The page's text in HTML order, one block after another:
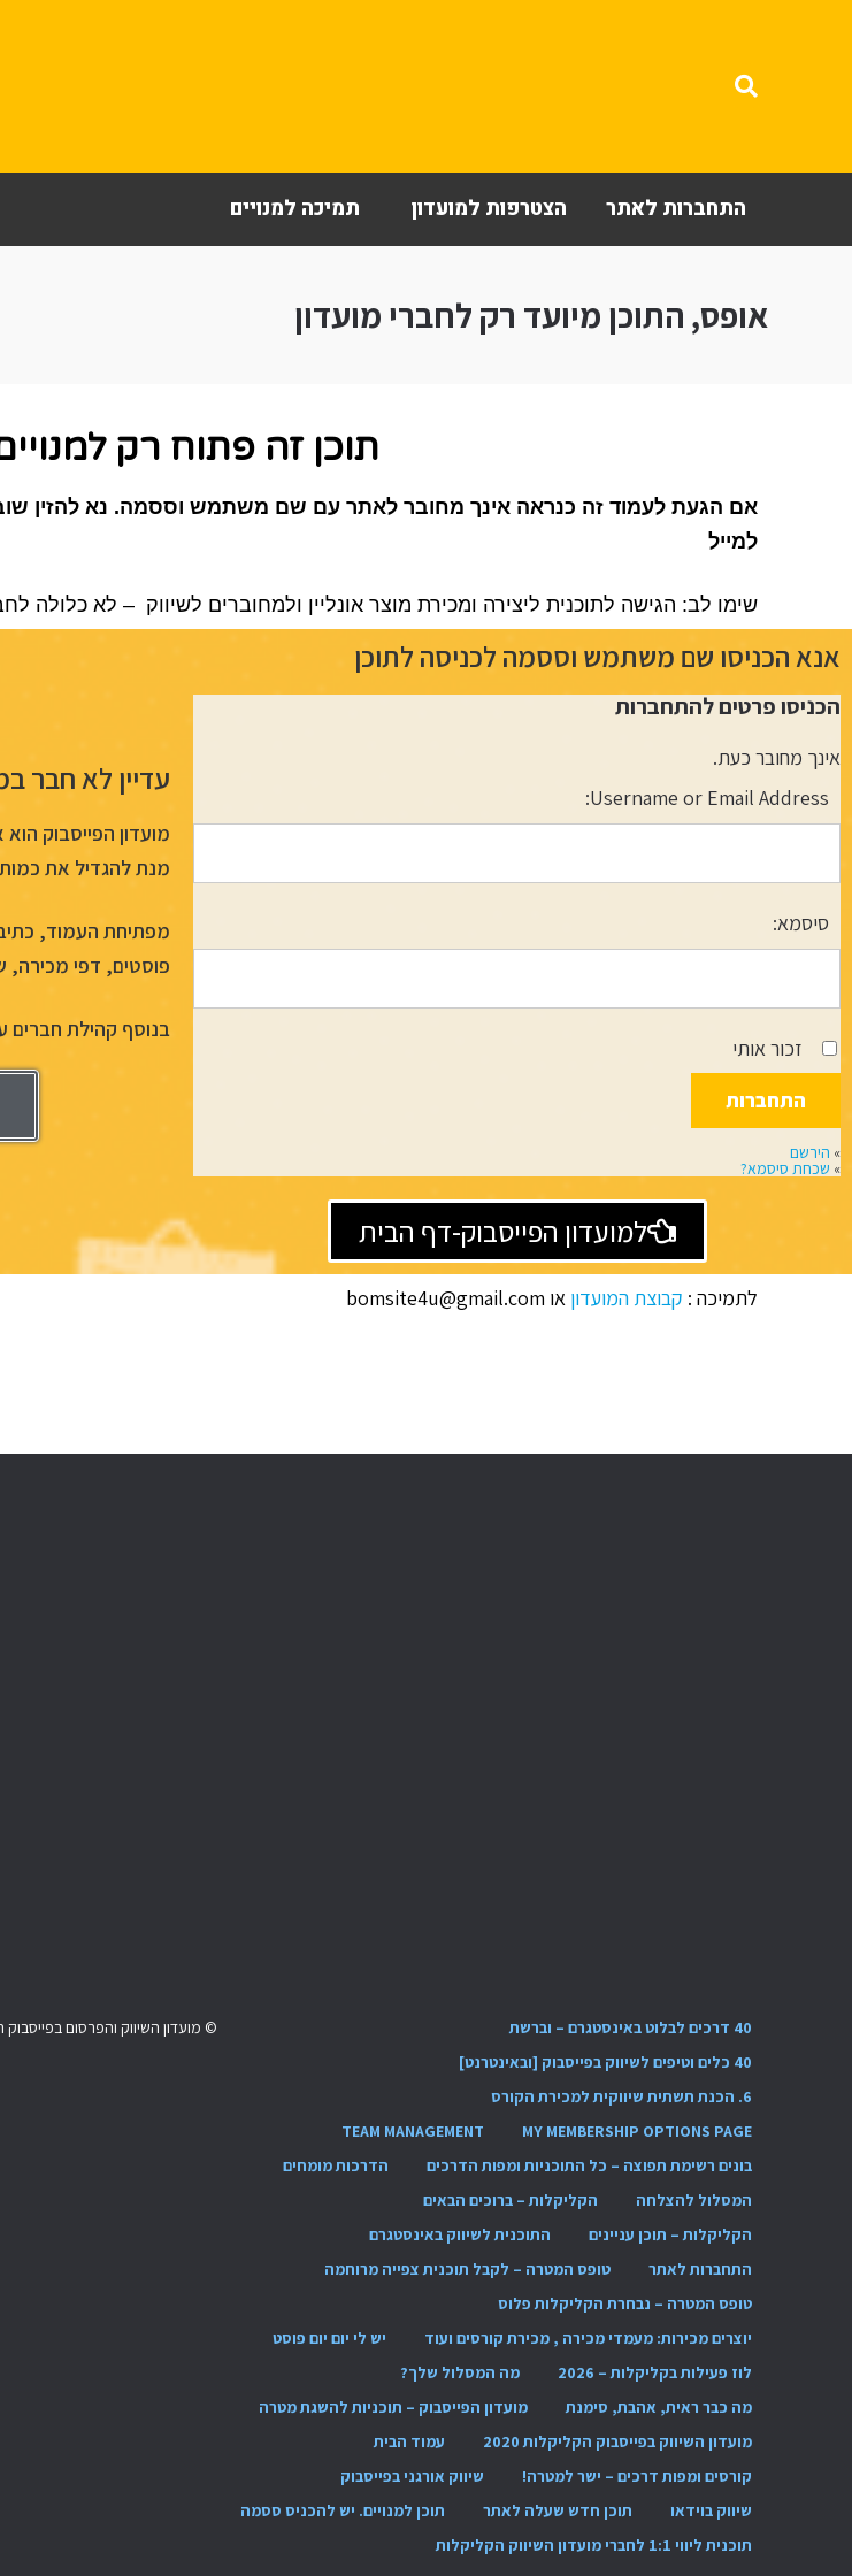
התחברות לאתר הצטרפות למועדון תמיכה למנויים
אופס, התוכן מיועד רק לחברי מועדון
תוכן זה פתוח רק
אם הגעת לעמוד זה כנראה אינך מחובר לאתר עם שם משתמש וססמה. נא להזין שוב
למייל
שימו לב: הגישה לתוכנית ליצירה ומכירת מוצר אונליין ולמחוברים לשיווק – לא כלולה
אנא הכניסו שם משתמש וססמה לכניסה לתוכן
הכניסו פרטים להתחברות
אינך מחובר כעת.
Username or Email Address:
סיסמא:
זכור אותי
» הירשם
» שכחת סיסמא?
למועדון הפייסבוק-דף הבית
עדיין לא חבר
מועדון הפייסבוק
מנת להגדיל את כמות
מפתיחת העמוד,
פוסטים, דפי מכירה,
בנוסף קהילת חברים
לתמיכה : קבוצת המועדון או bomsite4u@gmail.com
© מועדון השיווק והפרסום בפייסבוק
40 דרכים לבלוט באינסטגרם – וברשת
40 כלים וטיפים לשיווק בפייסבוק [ובאינטרנט]
6. הכנת תשתית שיווקית למכירת הקורס
MY MEMBERSHIP OPTIONS PAGE
TEAM MANAGEMENT
בונים רשימת תפוצה – כל התוכניות ומפות הדרכים
הדרכות מומחים
המסלול להצלחה
הקליקלות – ברוכים הבאים
הקליקלות – תוכן עניינים
התוכנית לשיווק באינסטגרם
התחברות לאתר
טופס המטרה – לקבל תוכנית צפייה מרוחמה
טופס המטרה – נבחרת הקליקלות פלוס
יוצרים מכירות: מעמדי מכירה , מכירת קורסים ועוד
יש לי יום יום פוסט
לוז פעילות בקליקלות – 2026
מה המסלול שלך?
מה כבר ראית, אהבת, סימנת
מועדון הפייסבוק – תוכניות להשגת מטרה
מועדון השיווק בפייסבוק הקליקלות 2020
עמוד הבית
קורסים ומפות דרכים – ישר למטרה!
שיווק אורגני בפייסבוק
שיווק בוידאו
תוכן חדש שעלה לאתר
תוכן למנויים. יש להכניס ססמה
תוכנית ליווי 1:1 לחברי מועדון השיווק הקליקלות